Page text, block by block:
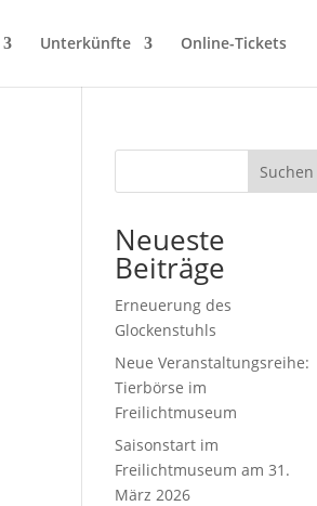
Unterkünfte Online-Tickets
Suchen
Neueste
Beiträge
Erneuerung des
Glockenstuhls
Neue Veranstaltungsreihe:
Tierbörse im
Freilichtmuseum
Saisonstart im
Freilichtmuseum am 31.
März 2026